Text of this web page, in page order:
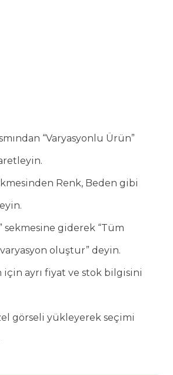
“Varyasyonlu Ürün”
Renk, Beden gibi
sekmesine giderek “Tüm
oluştur” deyin.
için ayrı fiyat ve stok bilgisini
görseli yükleyerek seçimi